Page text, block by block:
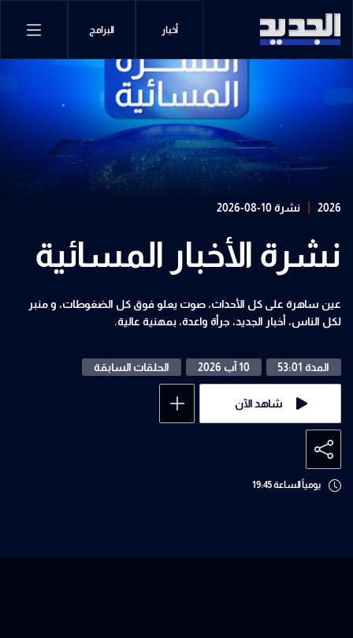
أخبار البرامج
2026 نشرة 10-08-2026
نشرة الأخبار المسائية
عين ساهرة على كل الأحداث، صوت يعلو فوق كل الضغوطات، و منبر
لكل الناس، أخبار الجديد، جرأة واعدة، بمهنية عالية.
المدة 53:01 10 آب 2026 الحلقات السابقة
شاهد الآن
يومياً الساعة 19:45